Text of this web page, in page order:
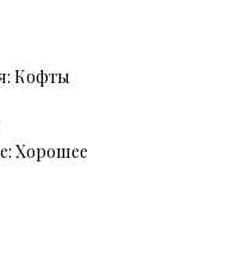
Кофты
Хорошее